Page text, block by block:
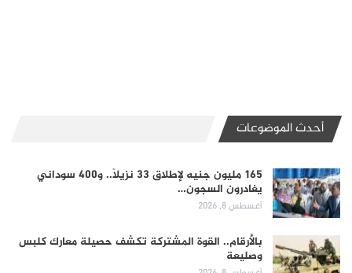
أحدث الموضوعات
165 مليون جنيه لإطلاق 33 نزيلاً.. و400 سوداني
يغادرون السجون…
أغسطس 8, 2026
بالأرقام.. القوة المشتركة تكشف حصيلة معارك كلبس
وصليعة